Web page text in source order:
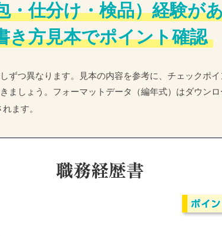
・仕分け・検品）経験が
き方見本でポイント確認
ずつ異なります。見本の内容を参考に、チェックポ
ましょう。フォーマットデータ（編年式）はダウンロ
ます。